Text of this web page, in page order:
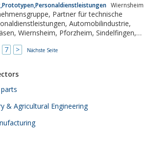
Wiernsheim
Partner für technische
7 > Nächste Seite
& Agricultural Engineering